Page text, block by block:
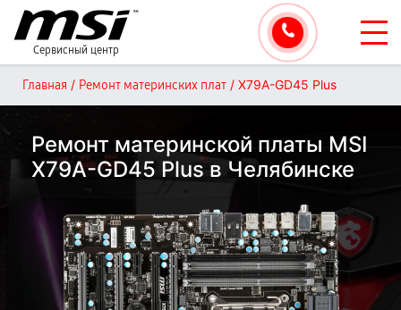
Сервисный центр
Главная / Ремонт материнских плат / X79A-GD45 Plus
Ремонт материнской платы MSI
X79A-GD45 Plus в Челябинске